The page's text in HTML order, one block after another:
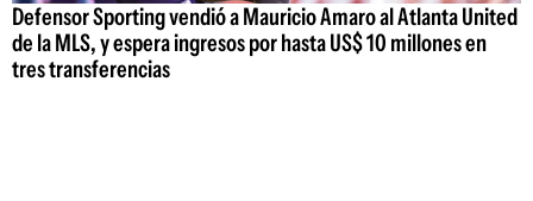
Defensor Sporting vendió a Mauricio Amaro al Atlanta United
de la MLS, y espera ingresos por hasta US$ 10 millones en
tres transferencias